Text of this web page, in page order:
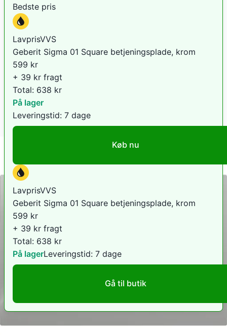
Bedste pris
LavprisVVS
Geberit Sigma 01 Square betjeningsplade, krom
599 kr
+ 39 kr fragt
Total: 638 kr
På lager
Leveringstid: 7 dage
Køb nu
LavprisVVS
Geberit Sigma 01 Square betjeningsplade, krom
599 kr
+ 39 kr fragt
Total: 638 kr
På lagerLeveringstid: 7 dage
Gå til butik